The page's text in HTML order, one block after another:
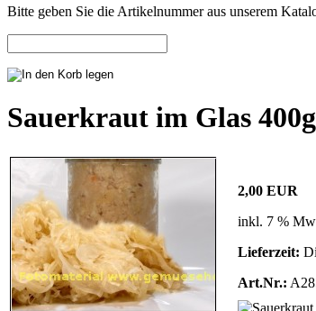
Bitte geben Sie die Artikelnummer aus unserem
Sauerkraut im Glas
2,00 EUR
inkl. 7 %
Lieferzeit:
Art.Nr.: